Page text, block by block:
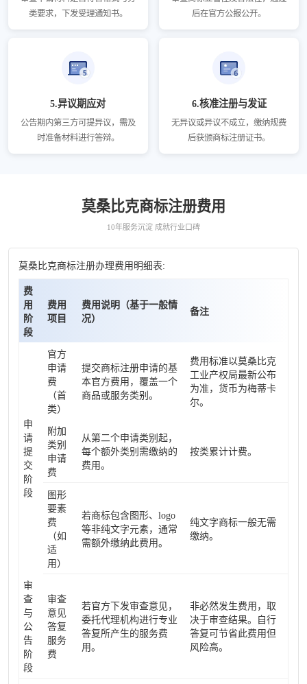
类要求，下发受理通知书。
后在官方公报公开。
5.异议期应对
公告期内第三方可提异议，需及
时准备材料进行答辩。
6.核准注册与发证
无异议或异议不成立，缴纳规费
后获颁商标注册证书。
莫桑比克商标注册费用
10年服务沉淀 成就行业口碑
莫桑比克商标注册办理费用明细表:
费
用
阶
段
费用
项目
费用说明（基于一般情
况）
备注
申
请
提
交
阶
段
官方
申请
费
（首
类）
提交商标注册申请的基
本官方费用，覆盖一个
商品或服务类别。
费用标准以莫桑比克
工业产权局最新公布
为准，货币为梅蒂卡
尔。
附加
类别
申请
费
从第二个申请类别起，
每个额外类别需缴纳的
费用。
按类累计计费。
图形
要素
费
（如
适
用）
若商标包含图形、logo
等非纯文字元素，通常
需额外缴纳此费用。
纯文字商标一般无需
缴纳。
审
查
与
公
告
阶
段
审查
意见
答复
服务
费
若官方下发审查意见，
委托代理机构进行专业
答复所产生的服务费
用。
非必然发生费用，取
决于审查结果。自行
答复可节省此费用但
风险高。